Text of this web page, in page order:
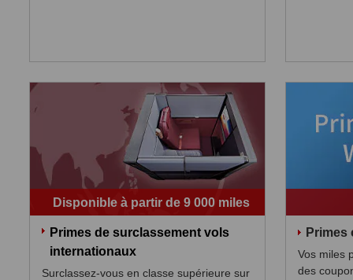
Disponible à partir de 9 000 miles
Primes de surclassement vols
internationaux
Surclassez-vous en classe supérieure sur
Primes
Vos miles
des